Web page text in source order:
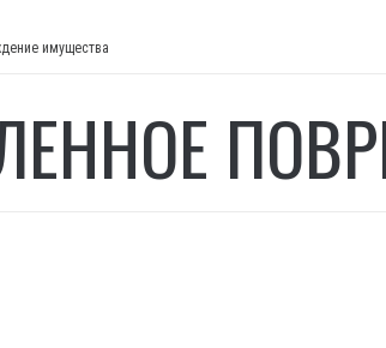
имущества